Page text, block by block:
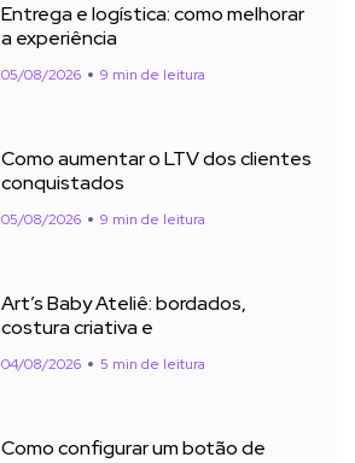
Entrega e logística: como melhorar
a experiência
05/08/2026 9 min de leitura
Como aumentar o LTV dos clientes
conquistados
05/08/2026 9 min de leitura
Art’s Baby Ateliê: bordados,
costura criativa e
04/08/2026 5 min de leitura
Como configurar um botão de